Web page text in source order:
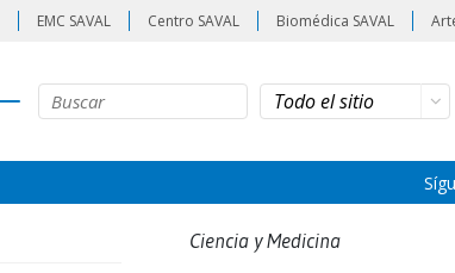
EMC SAVAL Centro SAVAL Biomédica SAVAL
Ciencia y Medicina